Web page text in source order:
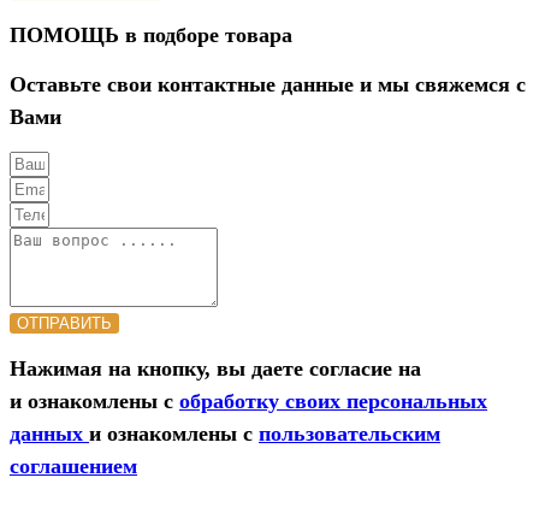
ПОМОЩЬ в подборе товара
Оставьте свои контактные данные и мы свяжемся с
Вами
ОТПРАВИТЬ
Нажимая на кнопку, вы даете согласие на
и ознакомлены с обработку своих персональных
данных и ознакомлены с пользовательским
соглашением